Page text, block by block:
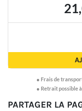
● Frais de
● Retrait possible
PARTAGER LA